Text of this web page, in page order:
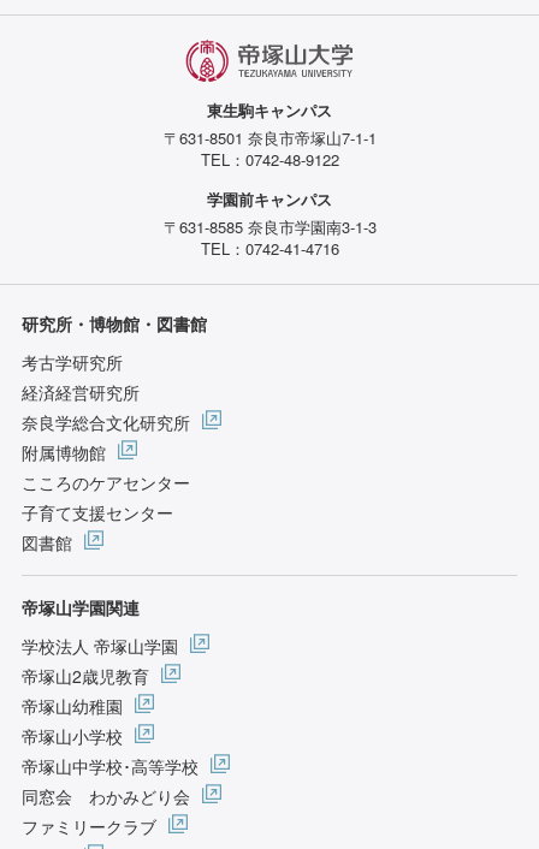
東生駒キャンパス
〒631-8501 奈良市帝塚山7-1-1
TEL：0742-48-9122
学園前キャンパス
〒631-8585 奈良市学園南3-1-3
TEL：0742-41-4716
研究所・博物館・図書館
考古学研究所
経済経営研究所
奈良学総合文化研究所
附属博物館
こころのケアセンター
子育て支援センター
図書館
帝塚山学園関連
学校法人 帝塚山学園
帝塚山2歳児教育
帝塚山幼稚園
帝塚山小学校
帝塚山中学校･高等学校
同窓会 わかみどり会
ファミリークラブ